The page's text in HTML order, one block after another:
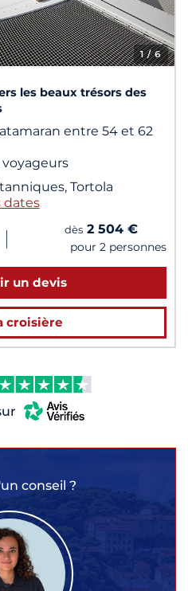
1/ 6
les beaux trésors des
entre 54 et 62
voyageurs
Tortola
dates
| dès 2 504 €
pour 2 personnes
un devis
croisière
conseil ?